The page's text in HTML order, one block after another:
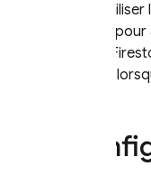
Pour
utilisez
Cloud
locales